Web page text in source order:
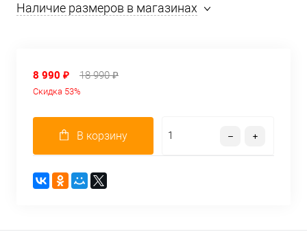
Наличие размеров в магазинах
8 990 ₽ 18 990 ₽
Скидка 53%
В корзину